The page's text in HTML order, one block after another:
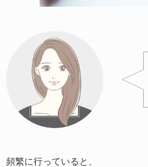
頻繁に行っていると、